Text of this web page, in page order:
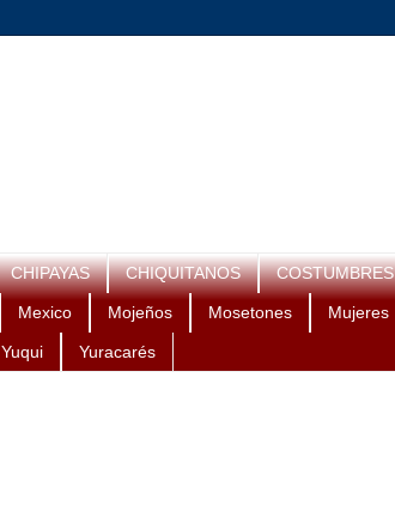
CHIPAYAS CHIQUITANOS COSTUMBRES
Mexico Mojeños Mosetones Mujeres
Yuqui Yuracarés